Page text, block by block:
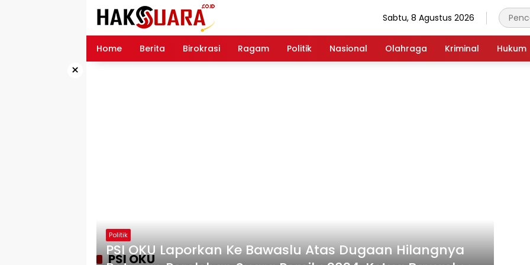
Sabtu, 8 Agustus 2026
Home Berita Birokrasi Ragam Politik Nasional Olahraga Kriminal Hukum
×
PSI OKU
Politik
PSI OKU Laporkan Ke Bawaslu Atas Dugaan Hilangnya